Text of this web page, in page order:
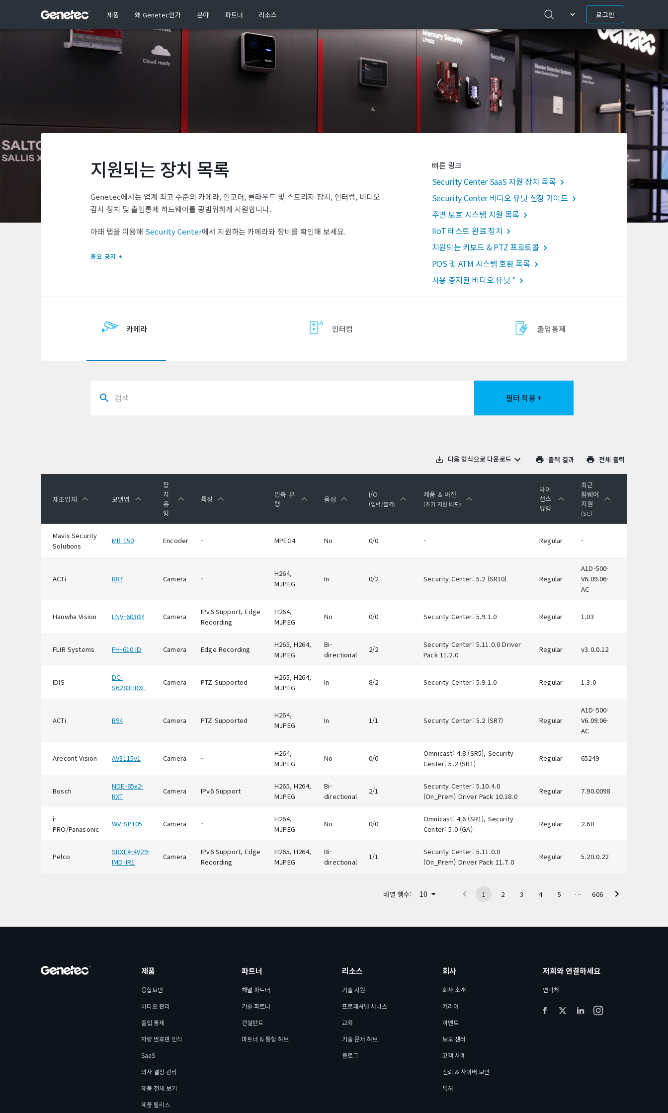
제품 왜 Genetec인가 분야 파트너 리소스 로그인
지원되는 장치 목록
Genetec에서는 업계 최고 수준의 카메라, 인코더, 클라우드 및 스토리지 장치, 인터컴, 비디오
감시 장치 및 출입통제 하드웨어를 광범위하게 지원합니다.
아래 탭을 이용해 Security Center에서 지원하는 카메라와 장비를 확인해 보세요.
중요 공지 +
빠른 링크
Security Center SaaS 지원 장치 목록
Security Center 비디오 유닛 설정 가이드
주변 보호 시스템 지원 목록
IIoT 테스트 완료 장치
지원되는 키보드 & PTZ 프로토콜
POS 및 ATM 시스템 호환 목록
사용 중지된 비디오 유닛 *
카메라 인터컴 출입통제
필터 적용 +
다음 형식으로 다운로드 출력 결과 전체 출력
제조업체 모델명
장
치
유
형
특징
압축 유
형
음성 I/O
(입력/출력)
제품 & 버전
(초기 지원 배포)
라이
선스
유형
최근
펌웨어
지원
(SC)
Mavix Security
Solutions
MR 150 Encoder - MPEG4 No 0/0 - Regular -
ACTi B87 Camera -
H264,
MJPEG
In 0/2 Security Center: 5.2 (SR10) Regular
A1D-500-
V6.09.06-
AC
Hanwha Vision LNV-6030R Camera
IPv6 Support, Edge
Recording
H264,
MJPEG
No 0/0 Security Center: 5.9.1.0 Regular 1.03
FLIR Systems FH-610 ID Camera Edge Recording
H265, H264,
MJPEG
Bi-
directional
2/2
Security Center: 5.11.0.0 Driver
Pack 11.2.0
Regular v3.0.0.12
IDIS
DC-
S6283HRXL
Camera PTZ Supported
H265, H264,
MJPEG
In 8/2 Security Center: 5.9.1.0 Regular 1.3.0
ACTi B94 Camera PTZ Supported
H264,
MJPEG
In 1/1 Security Center: 5.2 (SR7) Regular
A1D-500-
V6.09.06-
AC
Arecont Vision AV3115v1 Camera -
H264,
MJPEG
No 0/0
Omnicast: 4.8 (SR5), Security
Center: 5.2 (SR1)
Regular 65249
Bosch
NDE-85x2-
RXT
Camera IPv6 Support
H265, H264,
MJPEG
Bi-
directional
2/1
Security Center: 5.10.4.0
(On_Prem) Driver Pack 10.18.0
Regular 7.90.0098
i-
PRO/Panasonic
WV-SP105 Camera -
H264,
MJPEG
No 0/0
Omnicast: 4.6 (SR1), Security
Center: 5.0 (GA)
Regular 2.60
Pelco
SRXE4-4V29-
IMD-IR1
Camera
IPv6 Support, Edge
Recording
H265, H264,
MJPEG
Bi-
directional
1/1
Security Center: 5.11.0.0
(On_Prem) Driver Pack 11.7.0
Regular 5.20.0.22
배열 행수: 10 1 2 3 4 5 … 606
제품
융합보안
비디오 관리
출입 통제
차량 번호판 인식
SaaS
의사 결정 관리
제품 전체 보기
제품 릴리스
파트너
채널 파트너
기술 파트너
컨설턴트
파트너 & 통합 허브
리소스
기술 지원
프로페셔널 서비스
교육
기술 문서 허브
블로그
회사
회사 소개
커리어
이벤트
보도 센터
고객 사례
신뢰 & 사이버 보안
특허
저희와 연결하세요
연락처